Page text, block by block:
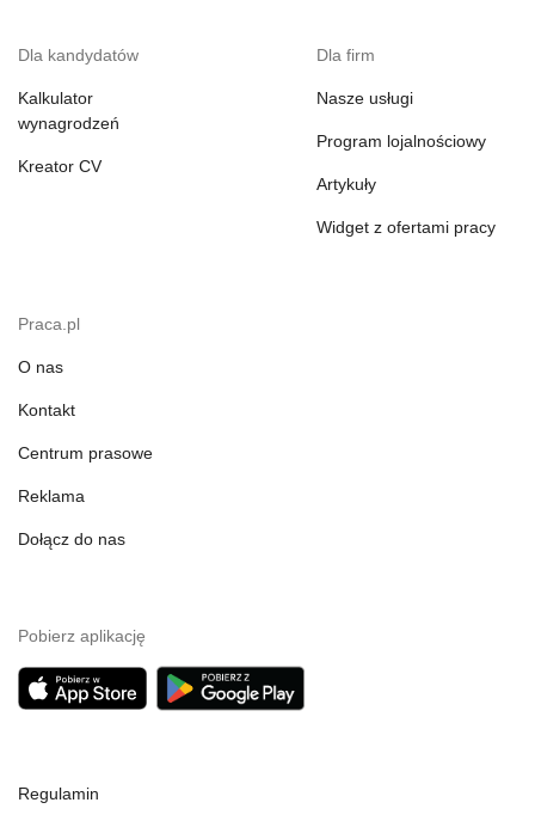
Dla kandydatów
Kalkulator
wynagrodzeń
Kreator CV
Dla firm
Nasze usługi
Program lojalnościowy
Artykuły
Widget z ofertami pracy
Praca.pl
O nas
Kontakt
Centrum prasowe
Reklama
Dołącz do nas
Pobierz aplikację
Regulamin